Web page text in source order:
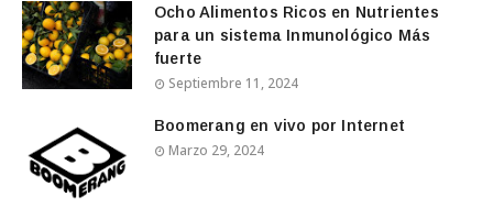
Ocho Alimentos Ricos en Nutrientes
para un sistema Inmunológico Más
fuerte
Septiembre 11, 2024
Boomerang en vivo por Internet
Marzo 29, 2024